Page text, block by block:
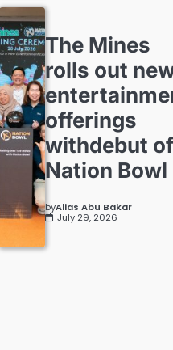
The Mines
rolls out
offerings
withdebut
Nation Bowl
byAlias Abu Bakar
July 29, 2026